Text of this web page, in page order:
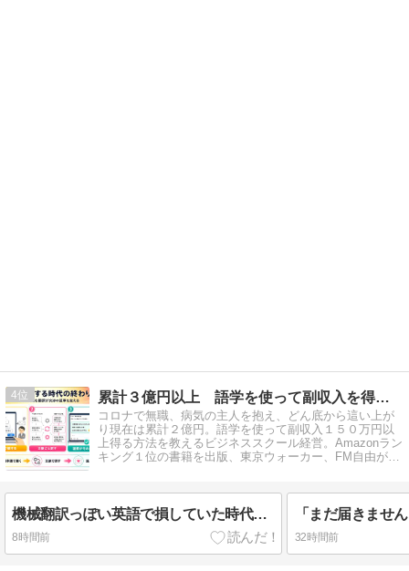
4 累計３億円以上 語学を使って副収入を得る専門家 栗原久美子
コロナで無職、病気の主人を抱え、どん底から這い上が
り現在は累計２億円。語学を使って副収入１５０万円以
上得る方法を教えるビジネススクール経営。Amazonラン
キング１位の書籍を出版、東京ウォーカー、FM自由が
機械翻訳っぽい英語で損していた時代が終わる
8時間前 32時間前